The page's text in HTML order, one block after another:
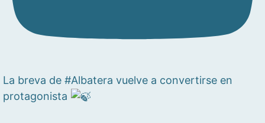
La breva de #Albatera vuelve a convertirse en
protagonista